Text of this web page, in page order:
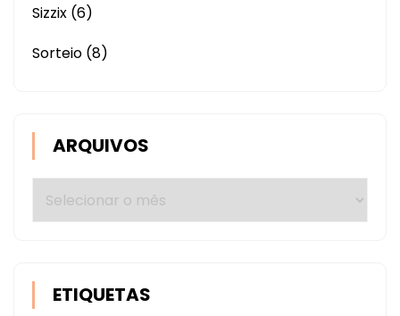
Sizzix (6)
Sorteio (8)
ARQUIVOS
Arquivos
ETIQUETAS